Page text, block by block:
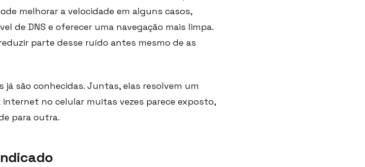
melhorar a velocidade em alguns casos,
de DNS e oferecer uma navegação mais limpa.
parte desse ruído antes mesmo de as
são conhecidas. Juntas, elas resolvem um
no celular muitas vezes parece exposto,
para outra.